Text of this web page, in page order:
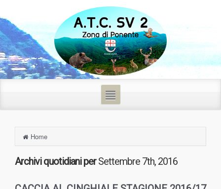
Home
Archivi quotidiani perSettembre 7th, 2016